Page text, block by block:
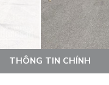
THÔNG TIN CHÍNH